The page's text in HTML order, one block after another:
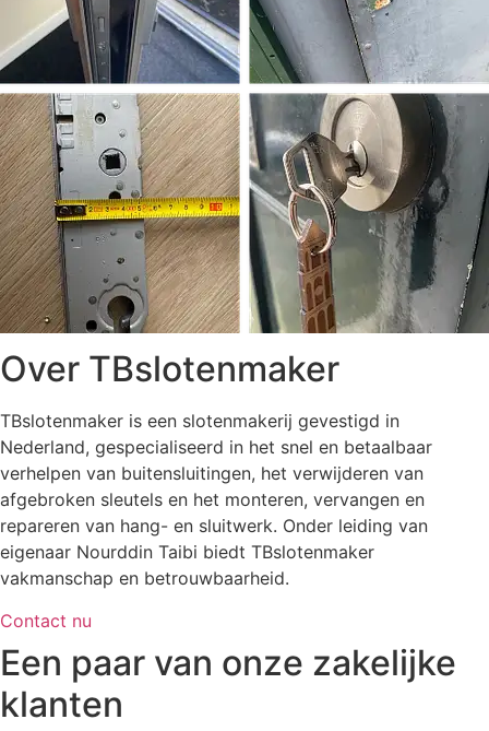
Over TBslotenmaker
TBslotenmaker is een slotenmakerij gevestigd in
Nederland, gespecialiseerd in het snel en betaalbaar
verhelpen van buitensluitingen, het verwijderen van
afgebroken sleutels en het monteren, vervangen en
repareren van hang- en sluitwerk. Onder leiding van
eigenaar Nourddin Taibi biedt TBslotenmaker
vakmanschap en betrouwbaarheid.
Contact nu
Een paar van onze zakelijke
klanten